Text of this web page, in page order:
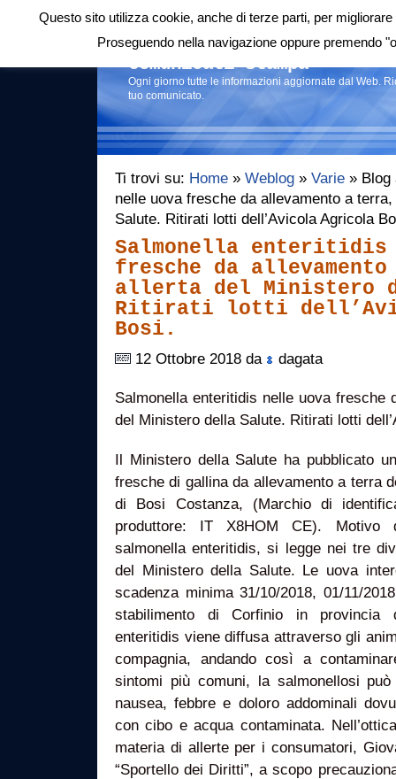
Login|RSS |
Comunicati stampa
Ogni giorno tutte le informazioni aggiornate dal Web.
tuo comunicato.
Ti trovi su: Home » Weblog » Varie » Blog
nelle uova fresche da allevamento a
Salute. Ritirati lotti dell’Avicola Agricola
Salmonella enteritidis
fresche da
allerta del Ministero
Ritirati lotti
Bosi.
12 Ottobre 2018 da dagata
Salmonella enteritidis nelle uova fresche
del Ministero della Salute. Ritirati lotti
Il Ministero della Salute ha pubblicato
fresche di gallina da allevamento a terra
di Bosi Costanza, (Marchio di
produttore: IT X8HOM CE). Motivo
salmonella enteritidis, si legge nei tre
del Ministero della Salute. Le uova
scadenza minima 31/10/2018, 01/11/
stabilimento di Corfinio in provincia
enteritidis viene diffusa attraverso gli
compagnia, andando così a
sintomi più comuni, la salmonellosi
nausea, febbre e doloro addominali
con cibo e acqua contaminata.
materia di allerte per i consumatori,
“Sportello dei Diritti”, a scopo
Questo sito utilizza cookie, anche di terze parti, per
Proseguendo nella navigazione oppure premendo